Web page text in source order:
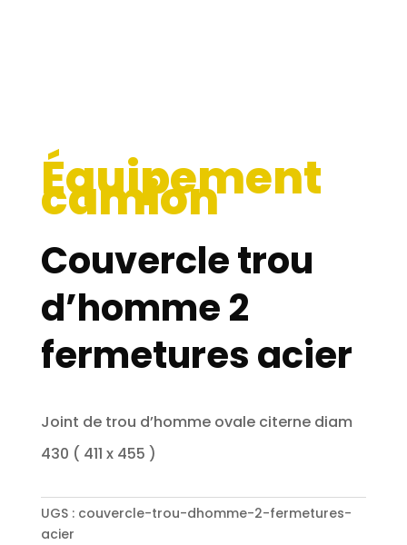
Équipement
camion
Couvercle trou
d’homme 2
fermetures acier
Joint de trou d’homme ovale citerne diam
430 ( 411 x 455 )
UGS : couvercle-trou-dhomme-2-fermetures-
acier